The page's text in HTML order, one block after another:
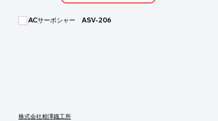
【導入の効果】
ACサーボシャー ASV-206
株式会社相澤鐡工所